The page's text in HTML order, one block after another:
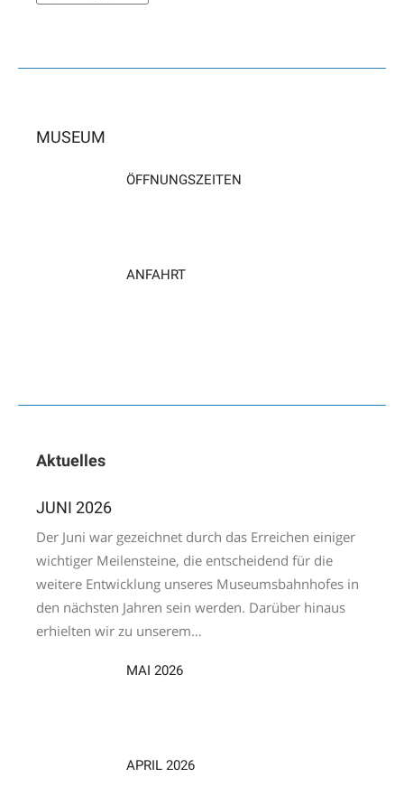
MUSEUM
ÖFFNUNGSZEITEN
ANFAHRT
Aktuelles
JUNI 2026
Der Juni war gezeichnet durch das Erreichen einiger
wichtiger Meilensteine, die entscheidend für die
weitere Entwicklung unseres Museumsbahnhofes in
den nächsten Jahren sein werden. Darüber hinaus
erhielten wir zu unserem…
MAI 2026
APRIL 2026